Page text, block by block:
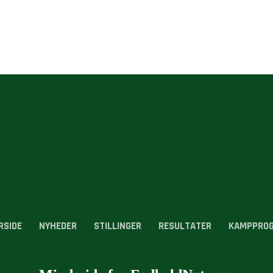
NYHEDER STILLINGER RESULTATER